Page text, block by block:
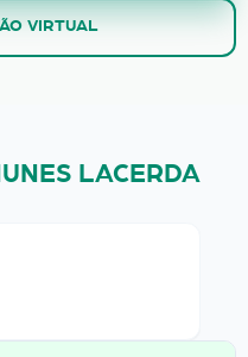
VIRTUAL
LACERDA